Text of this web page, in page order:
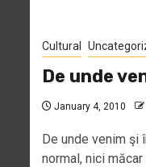
Cultural
De unde
January 4, 2010
De unde venim şi
normal, nici măcar